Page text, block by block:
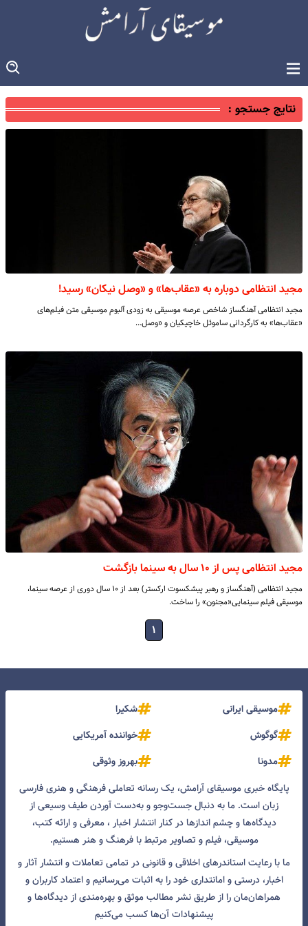
نتایج جستجو :
مجید انتظامی دوباره به «عقاب‌ها» و «وصل نیکان» رسید!
مجید انتظامی آهنگساز شاخص عرصه موسیقی به زودی آلبوم موسیقی متن فیلم‌های
«عقاب‌ها» به کارگردانی ساموئل خاچیکیان و «وصل…
مجید انتظامی پس از ۱۰ سال به سینما بازگشت
مجید انتظامی (آهنگساز و رهبر پیشکسوت ارکستر) بعد از ۱۰ سال دوری از عرصه سینما،
موسیقی فیلم سینمایی«مجنون» را ساخت.
۱
موسیقی ایرانی
شکیرا
گوگوش
خواننده آمریکایی
مدونا
بهروز وثوقی
پایگاه خبری موسیقای آرامش، یک رسانه تعاملی فرهنگی و هنری فارسی
زبان است. ما به دنبال جست‌و‌جو و به‌دست آوردن طیف وسیعی از
دیدگاه‌ها و چشم انداز‌ها در کنار انتشار اخبار ، معرفی و ارائه کتب،
موسیقی، فیلم و تصاویر مرتبط با فرهنگ و هنر هستیم.
ما با رعایت استاندرهای اخلاقی و قانونی در تمامی تعاملات و انتشار آثار و
اخبار، درستی و امانتداری خود را به اثبات می‌رسانیم و اعتماد کاربران و
همراهان‌مان را از طریق نشر مطالب موثق و بهره‌مندی از دیدگاه‌ها و
پیشنهادات آن‌ها کسب می‌کنیم